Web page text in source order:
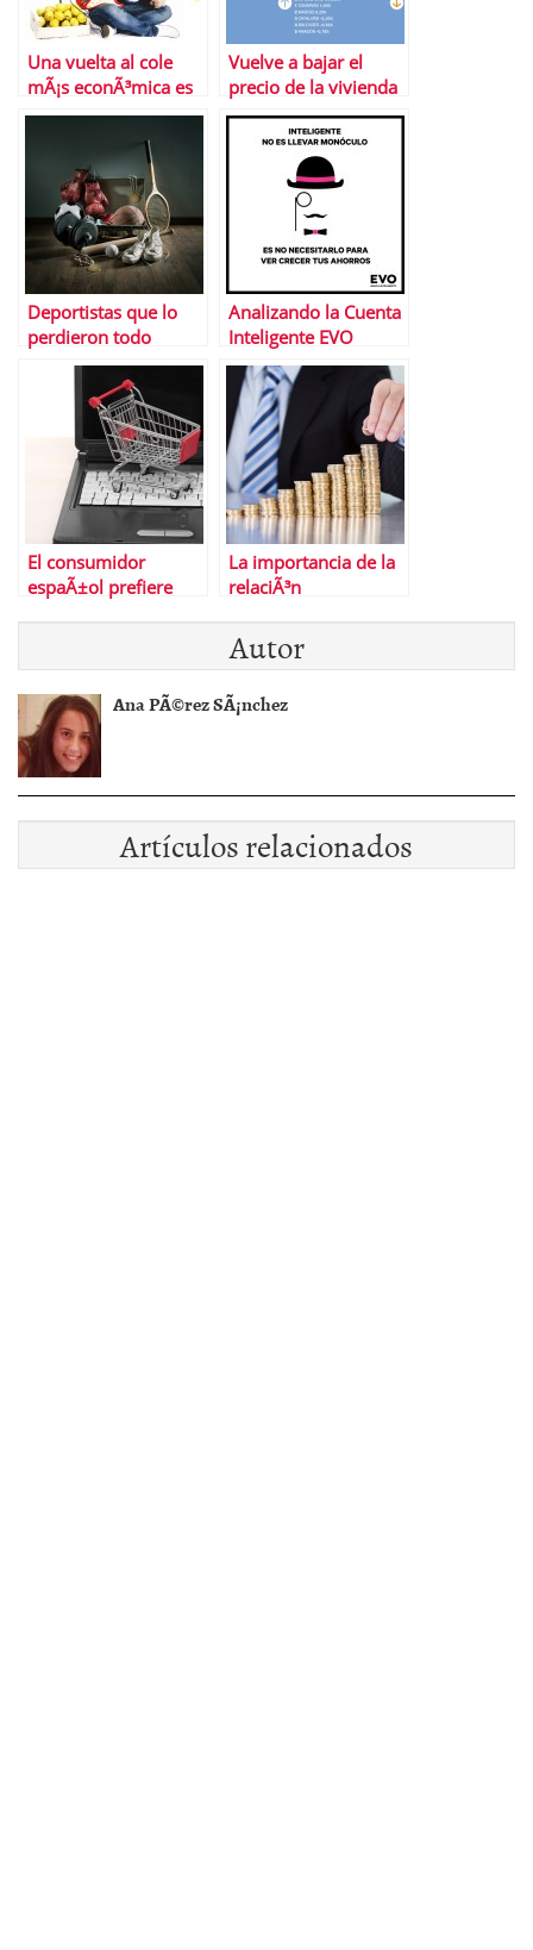
Una vuelta al cole
mÃ¡s econÃ³mica es
posible
Vuelve a bajar el
precio de la vivienda
Deportistas que lo
perdieron todo
Analizando la Cuenta
Inteligente EVO
El consumidor
espaÃ±ol prefiere
La importancia de la
relaciÃ³n
Autor
Ana PÃ©rez SÃ¡nchez
Artículos relacionados